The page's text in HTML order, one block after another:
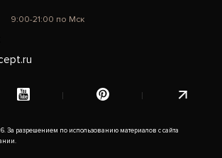
9:00-21:00 по Мск
За разрешением по использованию материалов с сайта